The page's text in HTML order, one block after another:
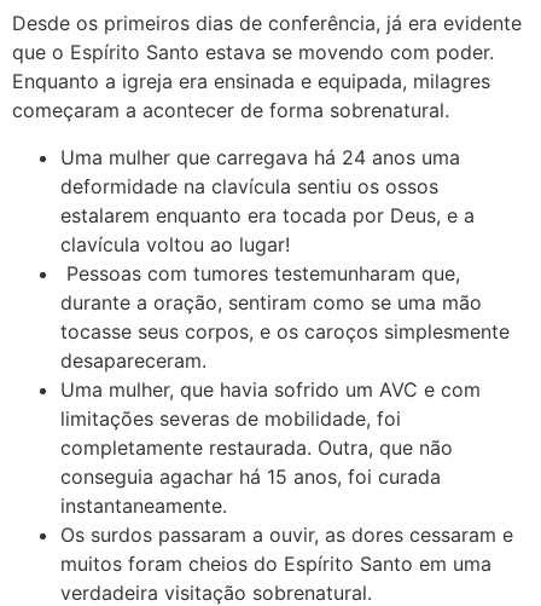
Desde os primeiros dias de conferência, já era evidente
que o Espírito Santo estava se movendo com poder.
Enquanto a igreja era ensinada e equipada, milagres
começaram a acontecer de forma sobrenatural.
Uma mulher que carregava há 24 anos uma
deformidade na clavícula sentiu os ossos
estalarem enquanto era tocada por Deus, e a
clavícula voltou ao lugar!
Pessoas com tumores testemunharam que,
durante a oração, sentiram como se uma mão
tocasse seus corpos, e os caroços simplesmente
desapareceram.
Uma mulher, que havia sofrido um AVC e com
limitações severas de mobilidade, foi
completamente restaurada. Outra, que não
conseguia agachar há 15 anos, foi curada
instantaneamente.
Os surdos passaram a ouvir, as dores cessaram e
muitos foram cheios do Espírito Santo em uma
verdadeira visitação sobrenatural.